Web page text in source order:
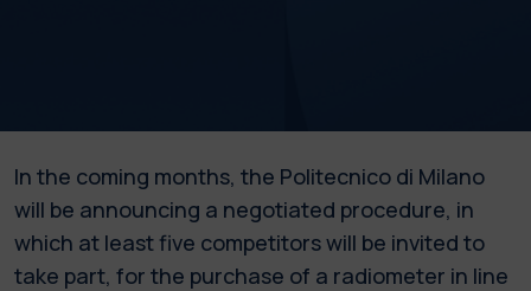
In the coming months, the Politecnico di Milano
will be announcing a negotiated procedure, in
which at least five competitors will be invited to
take part, for the purchase of a radiometer in line